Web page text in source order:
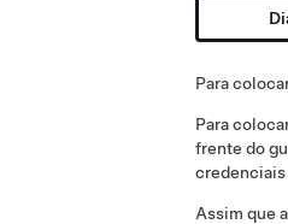
Para
Para
frente do
credenciais
Assim que a